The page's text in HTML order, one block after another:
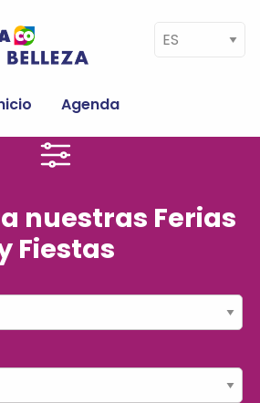
Agenda
Select your language
nuestras Ferias
Fiestas